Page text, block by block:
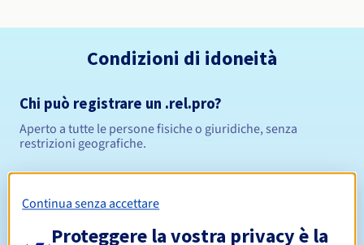
Condizioni di idoneità
Chi può registrare un .rel.pro?
Aperto a tutte le persone fisiche o giuridiche, senza
restrizioni geografiche.
Regole di gestione e notifiche
Continua senza accettare
Proteggere la vostra privacy è la